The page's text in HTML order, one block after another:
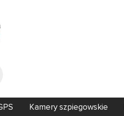
Kamery szpiegowskie